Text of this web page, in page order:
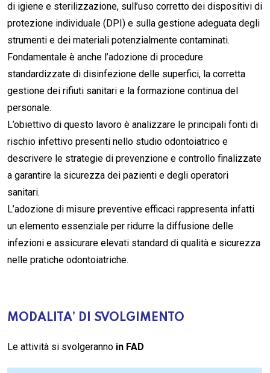
di igiene e sterilizzazione, sull’uso corretto dei dispositivi di
protezione individuale (DPI) e sulla gestione adeguata degli
strumenti e dei materiali potenzialmente contaminati.
Fondamentale è anche l’adozione di procedure
standardizzate di disinfezione delle superfici, la corretta
gestione dei rifiuti sanitari e la formazione continua del
personale.
L’obiettivo di questo lavoro è analizzare le principali fonti di
rischio infettivo presenti nello studio odontoiatrico e
descrivere le strategie di prevenzione e controllo finalizzate
a garantire la sicurezza dei pazienti e degli operatori
sanitari.
L’adozione di misure preventive efficaci rappresenta infatti
un elemento essenziale per ridurre la diffusione delle
infezioni e assicurare elevati standard di qualità e sicurezza
nelle pratiche odontoiatriche.
MODALITA’ DI SVOLGIMENTO
Le attività si svolgeranno in FAD